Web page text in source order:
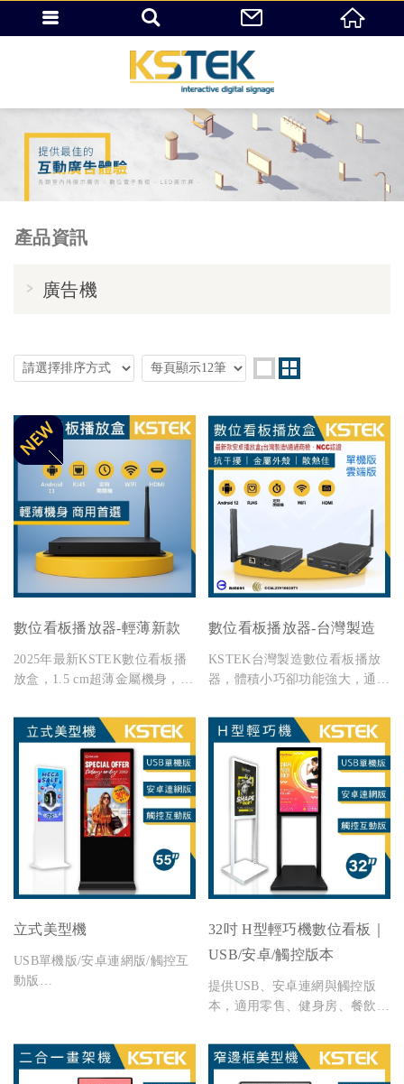
產品資訊
廣告機
數位看板播放器-輕薄新款
2025年最新KSTEK數位看板播
放盒，1.5 cm超薄金屬機身，
／無線傳輸、HDMI 4K輸出與
定時開關，商用首選。
數位看板播放器-台灣製造
KSTEK台灣製造數位看板播放
器，體積小巧卻功能強大，通過
Service數位看板播放軟體與雲
端管理平台，支援單機播放與網
路傳輸，適用於展覽、門市、醫
療院所、教育機構等場域。全台
提供租賃與販售服務，並附專業
安裝與技術支援。
立式美型機
USB單機版/安卓連網版/觸控互
動版
32吋 H型輕巧機數位看板｜
USB/安卓/觸控版本
提供USB、安卓連網與觸控版
本，適用零售、健身房、餐飲等
動與安裝。